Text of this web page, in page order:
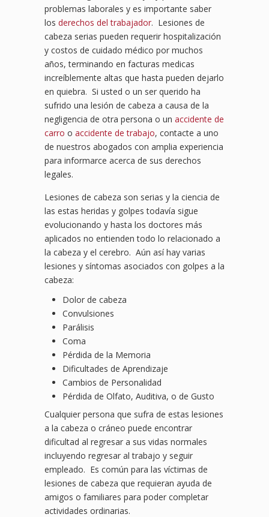
problemas laborales y es importante saber
los derechos del trabajador. Lesiones de
cabeza serias pueden requerir hospitalización
y costos de cuidado médico por muchos
años, terminando en facturas medicas
increíblemente altas que hasta pueden dejarlo
en quiebra. Si usted o un ser querido ha
sufrido una lesión de cabeza a causa de la
negligencia de otra persona o un accidente de
carro o accidente de trabajo, contacte a uno
de nuestros abogados con amplia experiencia
para informarce acerca de sus derechos
legales.
Lesiones de cabeza son serias y la ciencia de
las estas heridas y golpes todavía sigue
evolucionando y hasta los doctores más
aplicados no entienden todo lo relacionado a
la cabeza y el cerebro. Aún así hay varias
lesiones y síntomas asociados con golpes a la
cabeza:
Dolor de cabeza
Convulsiones
Parálisis
Coma
Pérdida de la Memoria
Dificultades de Aprendizaje
Cambios de Personalidad
Pérdida de Olfato, Auditiva, o de Gusto
Cualquier persona que sufra de estas lesiones
a la cabeza o cráneo puede encontrar
dificultad al regresar a sus vidas normales
incluyendo regresar al trabajo y seguir
empleado. Es común para las víctimas de
lesiones de cabeza que requieran ayuda de
amigos o familiares para poder completar
actividades ordinarias.